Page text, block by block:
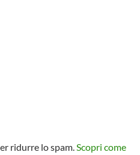
ridurre lo spam.Scopri come